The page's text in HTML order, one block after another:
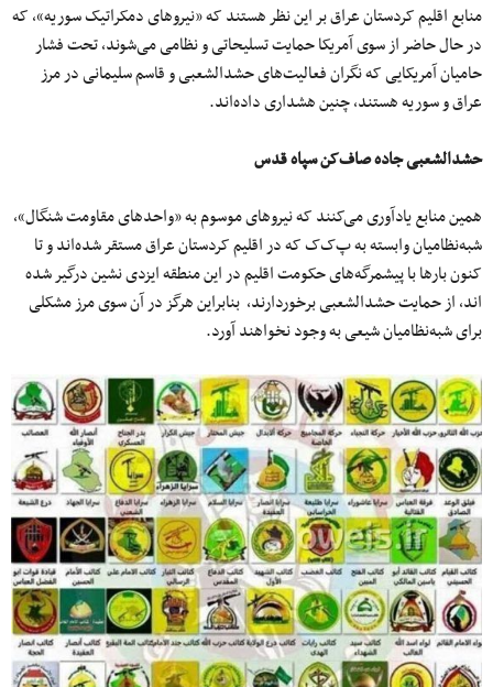
منابع اقلیم کردستان عراق بر این نظر هستند که «نیروهای دمکراتیک سوریه»، که
در حال حاضر از سوی آمریکا حمایت تسلیحاتی و نظامی می‌شوند، تحت فشار
حامیان آمریکایی که نگران فعالیت‌های حشدالشعبی و قاسم سلیمانی در مرز
عراق و سوریه هستند، چنین هشداری داده‌اند.
حشدالشعبی جاده صاف‌کن سپاه قدس
همین منابع یادآوری می‌کنند که نیروهای موسوم به «واحدهای مقاومت شنگال»،
شبه‌نظامیان وابسته به پ‌ک‌ک که در اقلیم کردستان عراق مستقر شده‌اند و تا
کنون بارها با پیشمرگه‌های حکومت اقلیم در این منطقه ایزدی نشین درگیر شده
اند، از حمایت حشدالشعبی برخوردارند، بنابراین هرگز در آن سوی مرز مشکلی
برای شبه‌نظامیان شیعی به وجود نخواهند آورد.